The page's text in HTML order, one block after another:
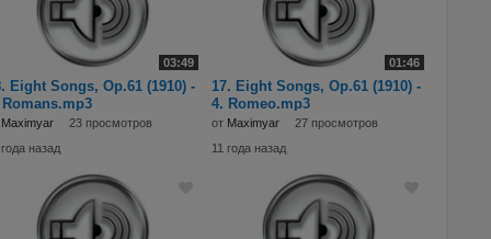
03:49
Eight Songs, Op.61 (1910) -
Maximyar
23 просмотров
года назад
01:46
17. Eight Songs, Op.61 (1910) -
4. Romeo.mp3
от Maximyar
27 просмотров
11 года назад